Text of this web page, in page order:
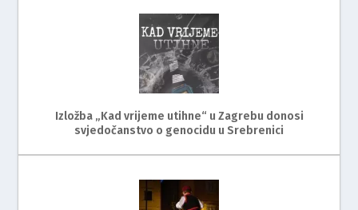
Izložba „Kad vrijeme utihne“ u Zagrebu donosi
svjedočanstvo o genocidu u Srebrenici